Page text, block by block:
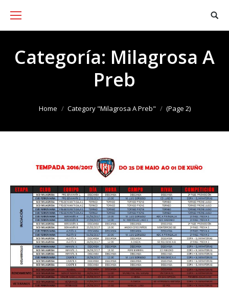
Categoría: Milagrosa A
Preb
Home Category "Milagrosa A Preb" (Page 2)